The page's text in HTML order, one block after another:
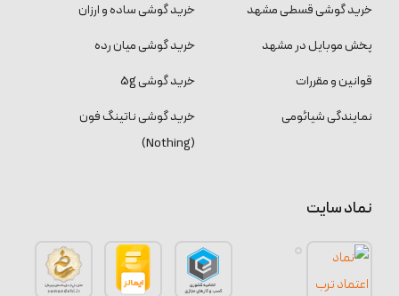
خرید گوشی قسطی مشهد
پخش موبایل در مشهد
قوانین و مقررات
نمایندگی شیائومی
خرید گوشی ساده و ارزان
خرید گوشی میان رده
خرید گوشی 5g
خرید گوشی ناتینگ فون
(Nothing)
نماد سایت